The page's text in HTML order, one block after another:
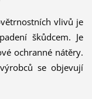
vlivů je
škůdcem. Je
ochranné nátěry.
se objevují